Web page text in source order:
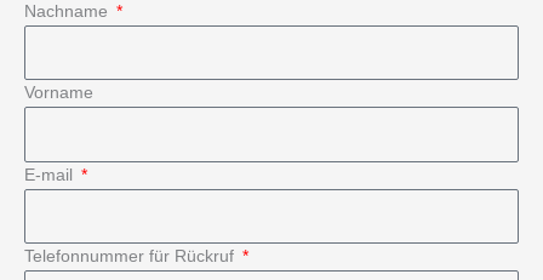
Nachname
Vorname
E-mail
Telefonnummer für Rückruf